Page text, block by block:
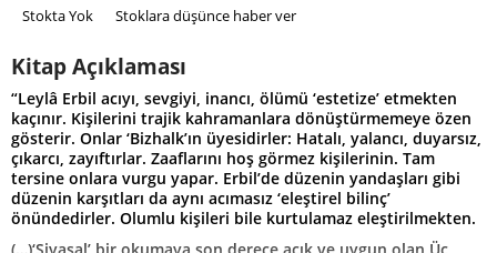
Stokta Yok Stoklara düşünce haber ver
Kitap Açıklaması
“Leylâ Erbil acıyı, sevgiyi, inancı, ölümü ‘estetize’ etmekten
kaçınır. Kişilerini trajik kahramanlara dönüştürmemeye özen
gösterir. Onlar ‘Bizhalk’ın üyesidirler: Hatalı, yalancı, duyarsız,
çıkarcı, zayıftırlar. Zaaflarını hoş görmez kişilerinin. Tam
tersine onlara vurgu yapar. Erbil’de düzenin yandaşları gibi
düzenin karşıtları da aynı acımasız ‘eleştirel bilinç’
önündedirler. Olumlu kişileri bile kurtulamaz eleştirilmekten.